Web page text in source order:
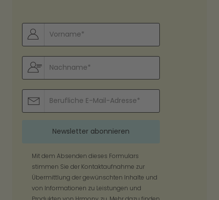
Mit dem Absenden dieses Formulars
stimmen Sie der Kontaktaufnahme zur
Übermittlung der gewünschten Inhalte und
von Informationen zu Leistungen und